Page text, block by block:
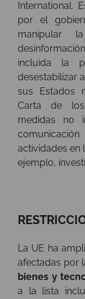
International.
por el
manipular
incluida la
desestabilizar
sus Estados
Carta de los
medidas no
actividades en
ejemplo,
La UE ha
afectadas por
bienes y
a la lista